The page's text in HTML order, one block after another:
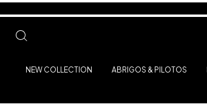
NEW COLLECTION ABRIGOS & PILOTOS